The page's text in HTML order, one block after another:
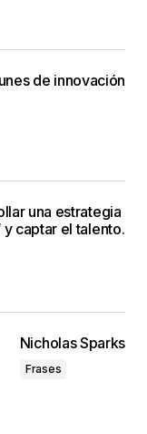
de innovación
una estrategia
y captar el talento.
Nicholas Sparks
Frases